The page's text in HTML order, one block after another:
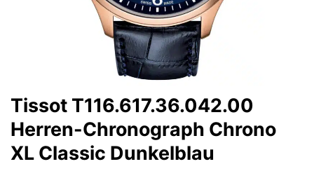
Tissot T116.617.36.042.00
Herren-Chronograph Chrono
XL Classic Dunkelblau